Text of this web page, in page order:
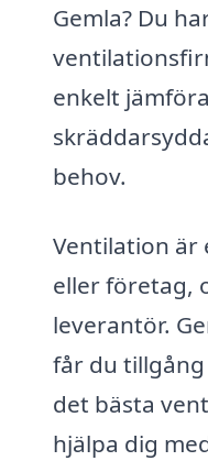
Gemla? Du
enkelt
behov.
Ventilation är
eller företag,
leverantör.
får du
det bästa
hjälpa dig